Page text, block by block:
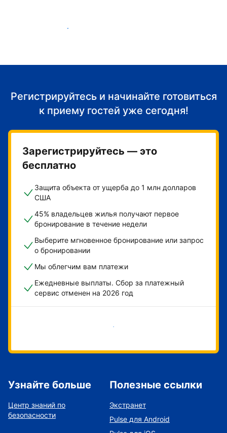
Начать принимать гостей
Регистрируйтесь и начинайте готовиться
к приему гостей уже сегодня!
Зарегистрируйтесь — это
бесплатно
Защита объекта от ущерба до 1 млн долларов
США
45% владельцев жилья получают первое
бронирование в течение недели
Выберите мгновенное бронирование или запрос
о бронировании
Мы облегчим вам платежи
Ежедневные выплаты. Сбор за платежный
сервис отменен на 2026 год
Начать
Узнайте больше
Центр знаний по
безопасности
Полезные ссылки
Экстранет
Pulse для Android